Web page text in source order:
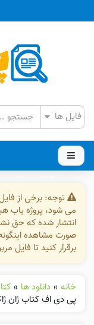
توجه: برخی از
می شود، پروژه یاب
انتشار شده که حق
صورت مشاهده اینگونه
برقرار کنید تا
خانه » دانلود ها »
پی دی اف کتاب ژان